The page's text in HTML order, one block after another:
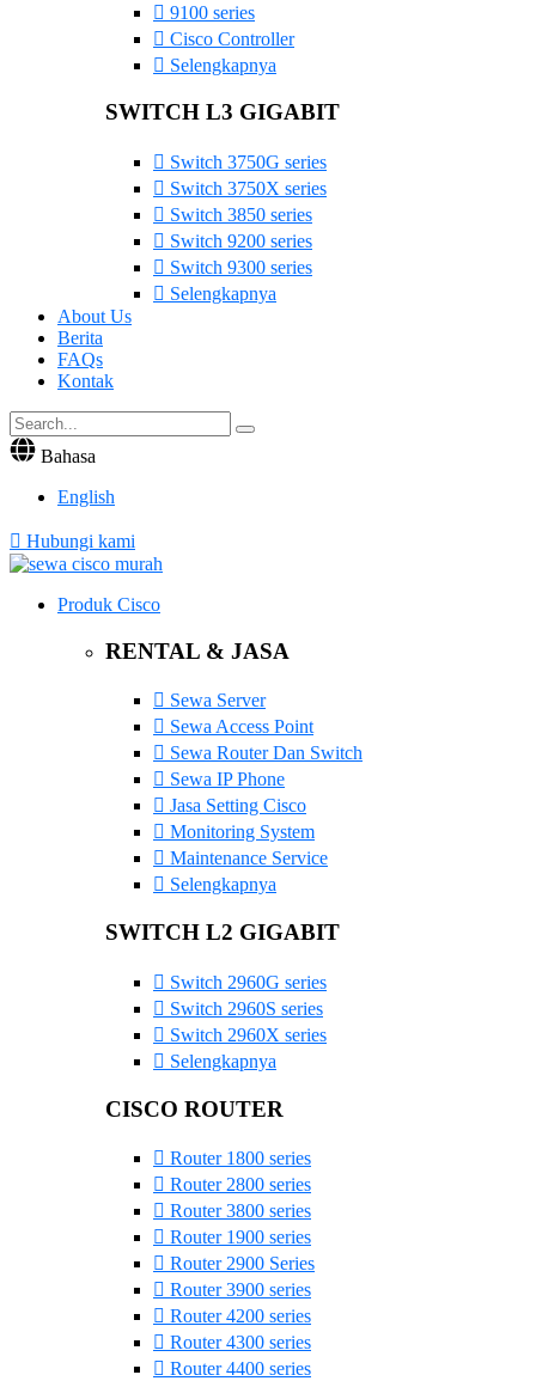
9100 series
Cisco Controller
Selengkapnya
SWITCH L3 GIGABIT
Switch 3750G series
Switch 3750X series
Switch 3850 series
Switch 9200 series
Switch 9300 series
Selengkapnya
About Us
Berita
FAQs
Kontak
Bahasa
English
Hubungi kami
Produk Cisco
RENTAL & JASA
Sewa Server
Sewa Access Point
Sewa Router Dan Switch
Sewa IP Phone
Jasa Setting Cisco
Monitoring System
Maintenance Service
Selengkapnya
SWITCH L2 GIGABIT
Switch 2960G series
Switch 2960S series
Switch 2960X series
Selengkapnya
CISCO ROUTER
Router 1800 series
Router 2800 series
Router 3800 series
Router 1900 series
Router 2900 Series
Router 3900 series
Router 4200 series
Router 4300 series
Router 4400 series